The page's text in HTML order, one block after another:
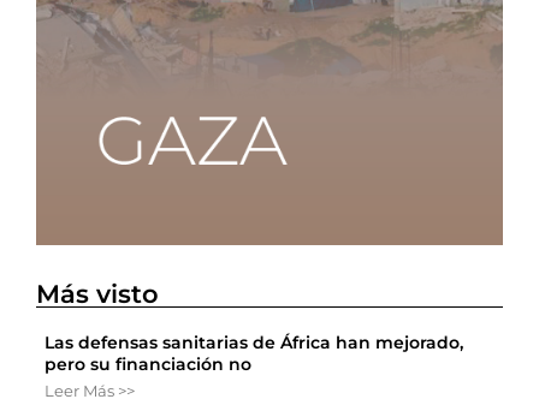
Más visto
Las defensas sanitarias de África han mejorado,
pero su financiación no
Leer Más >>